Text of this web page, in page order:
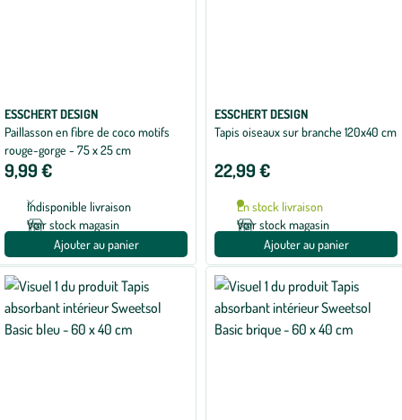
ESSCHERT DESIGN
Paillasson en fibre de coco motifs
rouge-gorge - 75 x 25 cm
9,99 €
Indisponible livraison
Voir stock magasin
Ajouter au panier
ESSCHERT DESIGN
Tapis oiseaux sur branche 120x40 cm
22,99 €
En stock livraison
Voir stock magasin
Ajouter au panier